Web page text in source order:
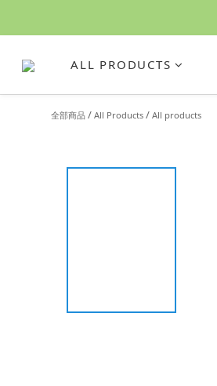
ALL PRODUCTS
全部商品 / All Products / All products